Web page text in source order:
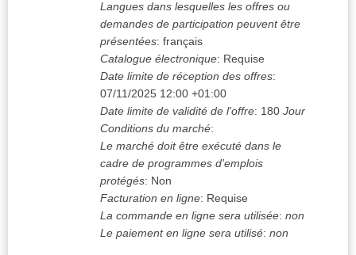
Langues dans lesquelles les offres ou
demandes de participation peuvent être
présentées: français
Catalogue électronique: Requise
Date limite de réception des offres:
07/11/2025 12:00 +01:00
Date limite de validité de l'offre: 180 Jour
Conditions du marché:
Le marché doit être exécuté dans le
cadre de programmes d'emplois
protégés: Non
Facturation en ligne: Requise
La commande en ligne sera utilisée: non
Le paiement en ligne sera utilisé: non